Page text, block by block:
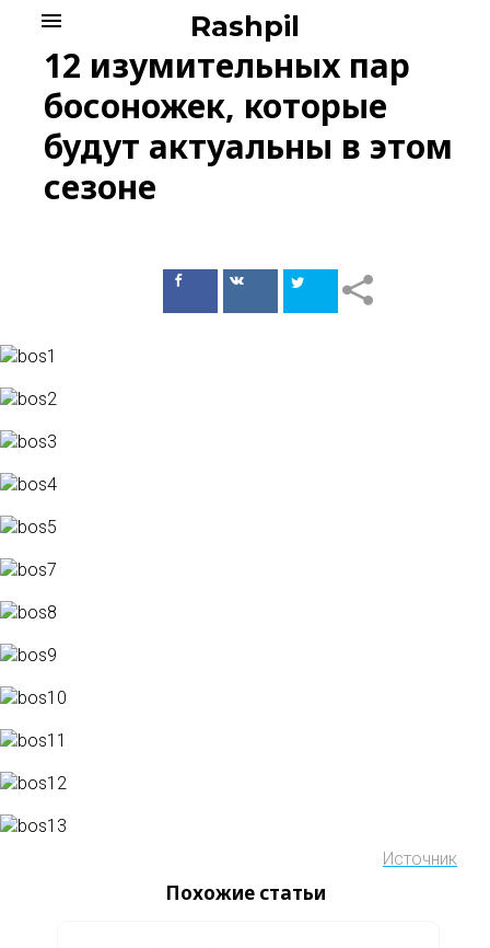
content
Rashpil
menu
12 изумительных пар
босоножек, которые
будут актуальны в этом
сезоне
ПоделитьсяПоделиться
Источник
Похожие статьи